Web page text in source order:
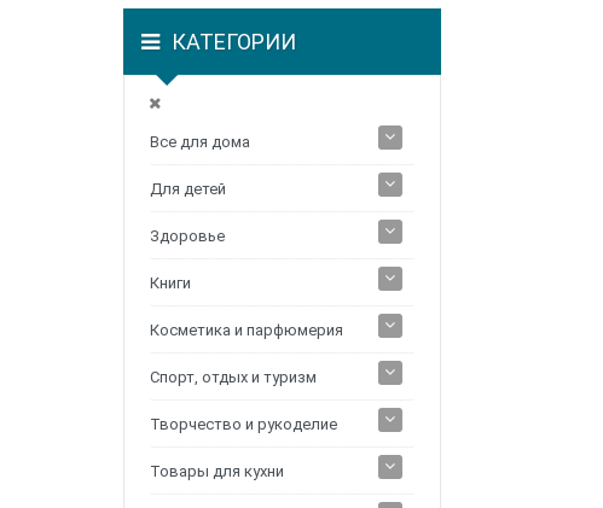
КАТЕГОРИИ
Все для дома
Для детей
Здоровье
Книги
Косметика и парфюмерия
Спорт, отдых и туризм
Творчество и рукоделие
Товары для кухни